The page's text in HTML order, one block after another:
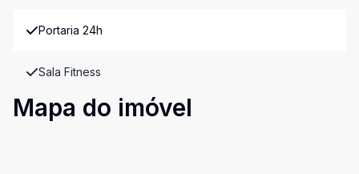
Portaria 24h
Sala Fitness
Mapa do imóvel